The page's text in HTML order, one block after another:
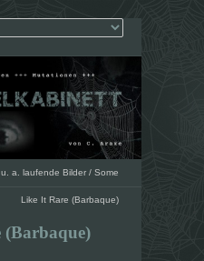
a. laufende Bilder / Some
Like It Rare (Barbaque)
(Barbaque)